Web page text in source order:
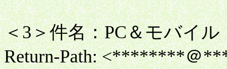
＜3＞件名：PC＆モバイ
Return-Path: <********＠